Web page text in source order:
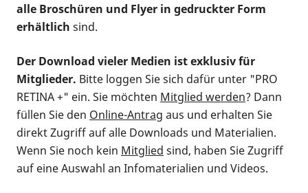
alle Broschüren und Flyer in gedruckter Form
erhältlich sind.
Der Download vieler Medien ist exklusiv für
Mitglieder. Bitte loggen Sie sich dafür unter "PRO
RETINA +" ein. Sie möchten Mitglied werden? Dann
füllen Sie den Online-Antrag aus und erhalten Sie
direkt Zugriff auf alle Downloads und Materialien.
Wenn Sie noch kein Mitglied sind, haben Sie Zugriff
auf eine Auswahl an Infomaterialien und Videos.